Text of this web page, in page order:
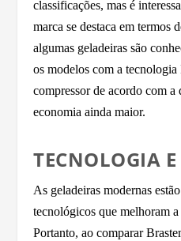
classificações, mas é
marca se destaca em termos
algumas geladeiras são
os modelos com a
compressor de acordo com a
economia ainda maior.
TECNOLOGIA E
As geladeiras modernas
tecnológicos que melhoram
Portanto, ao comparar